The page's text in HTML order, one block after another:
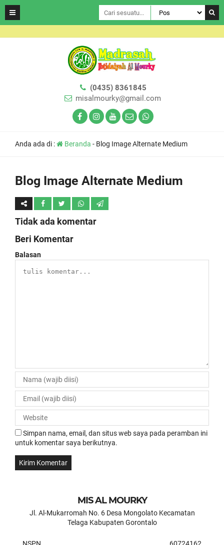
(0435) 8361845
misalmourky@gmail.com
Anda ada di : Beranda - Blog Image Alternate Medium
Blog Image Alternate Medium
Tidak ada komentar
Beri Komentar
Balasan
Simpan nama, email, dan situs web saya pada peramban ini
untuk komentar saya berikutnya.
MIS AL MOURKY
Jl. Al-Mukarromah No. 6 Desa Mongolato Kecamatan
Telaga Kabupaten Gorontalo